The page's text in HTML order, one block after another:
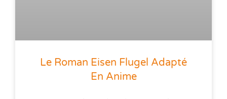
Le Roman Eisen Flugel Adapté
En Anime